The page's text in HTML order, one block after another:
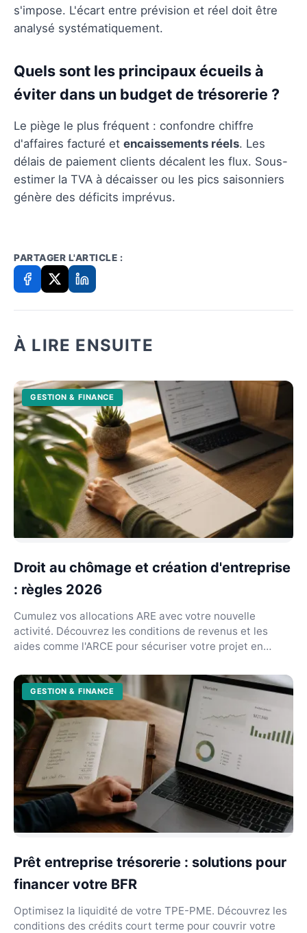
s'impose. L'écart entre prévision et réel doit être
analysé systématiquement.
Quels sont les principaux écueils à
éviter dans un budget de trésorerie ?
Le piège le plus fréquent : confondre chiffre
d'affaires facturé et encaissements réels. Les
délais de paiement clients décalent les flux. Sous-
estimer la TVA à décaisser ou les pics saisonniers
génère des déficits imprévus.
PARTAGER L'ARTICLE :
À LIRE ENSUITE
GESTION & FINANCE
Droit au chômage et création d'entreprise
: règles 2026
Cumulez vos allocations ARE avec votre nouvelle
activité. Découvrez les conditions de revenus et les
aides comme l'ARCE pour sécuriser votre projet en
GESTION & FINANCE
Prêt entreprise trésorerie : solutions pour
financer votre BFR
Optimisez la liquidité de votre TPE-PME. Découvrez les
conditions des crédits court terme pour couvrir votre